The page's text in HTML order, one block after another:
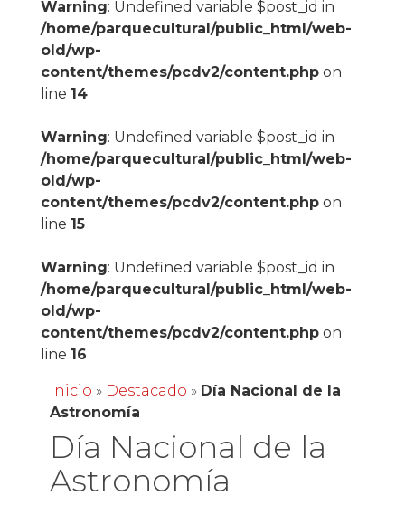
Warning: Undefined variable $post_id in
/home/parquecultural/public_html/web-
old/wp-
content/themes/pcdv2/content.phpon
line 14
Warning: Undefined variable $post_id in
/home/parquecultural/public_html/web-
old/wp-
content/themes/pcdv2/content.phpon
line 15
Warning: Undefined variable $post_id in
/home/parquecultural/public_html/web-
old/wp-
content/themes/pcdv2/content.phpon
line 16
Inicio » Destacado » Día Nacional de la
Astronomía
Día Nacional de la
Astronomía